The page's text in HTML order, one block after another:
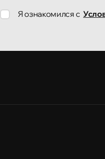
Я ознакомился с